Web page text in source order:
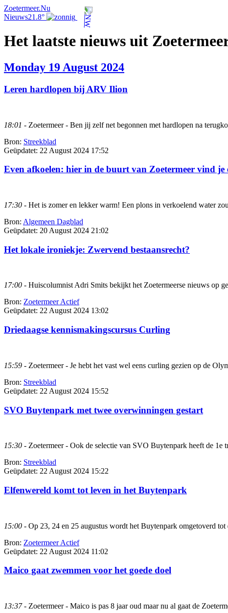
Zoetermeer.Nu
Nieuws21.8°
Het laatste nieuws uit
Monday 19 August 2024
Leren hardlopen bij ARV Ilion
18:01 - Zoetermeer - Ben jij zelf net begonnen met hardlopen na
Bron: Streekblad
Geüpdatet: 22 August 2024 17:52
Even afkoelen: hier in de buurt van Zoetermeer vind je
17:30 - Het is zomer en lekker warm! Een plons in verkoelend water
Bron: Algemeen Dagblad
Geüpdatet: 20 August 2024 21:02
Het lokale ironiekje: Zwervend bestaansrecht?
17:00 - Huiscolumnist Adri Smits bekijkt het Zoetermeerse nieuws op
Bron: Zoetermeer Actief
Geüpdatet: 22 August 2024 13:02
Driedaagse kennismakingscursus Curling
15:59 - Zoetermeer - Je hebt het vast wel eens curling gezien op de
Bron: Streekblad
Geüpdatet: 22 August 2024 15:52
SVO Buytenpark met twee overwinningen gestart
15:30 - Zoetermeer - Ook de selectie van SVO Buytenpark heeft de 1e
Bron: Streekblad
Geüpdatet: 22 August 2024 15:22
Elfenwereld komt tot leven in het Buytenpark
15:00 - Op 23, 24 en 25 augustus wordt het Buytenpark omgetoverd
Bron: Zoetermeer Actief
Geüpdatet: 22 August 2024 11:02
Maico gaat zwemmen voor het goede doel
13:37- Zoetermeer - Maico is pas 8 jaar oud maar nu al gaat de